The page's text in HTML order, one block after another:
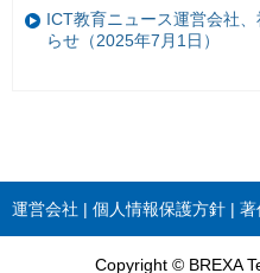
ICT教育ニュース運営会社
らせ（2025年7月1日）
運営会社 個人情報保護方針 著
Copyright © BREXA